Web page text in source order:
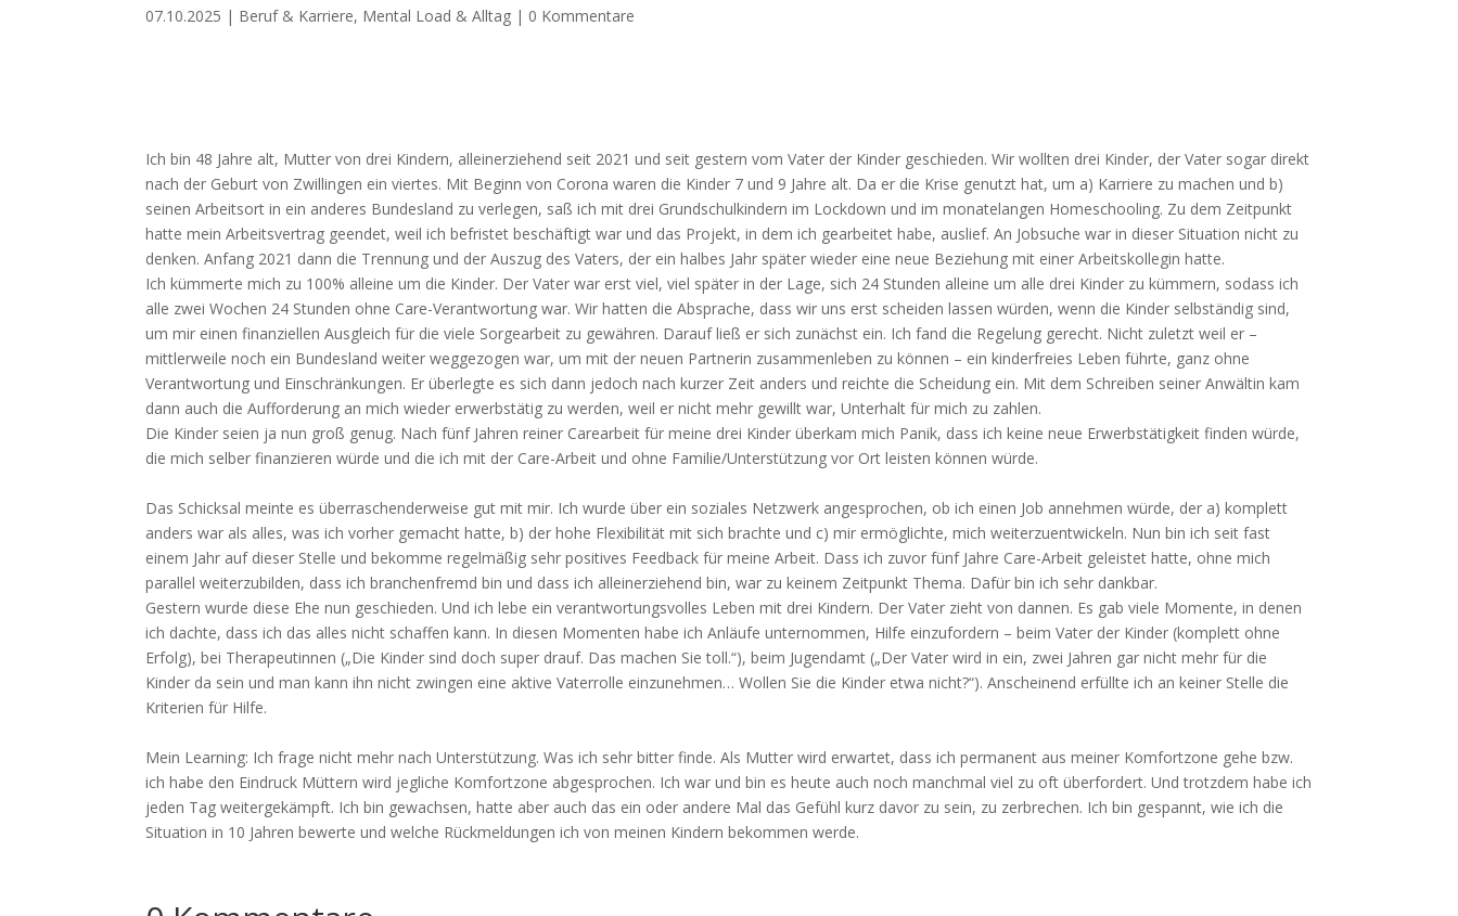
07.10.2025 | Beruf & Karriere, Mental Load & Alltag | 0 Kommentare
Ich bin 48 Jahre alt, Mutter von drei Kindern, alleinerziehend seit 2021 und seit gestern vom Vater der Kinder geschieden. Wir wollten drei Kinder, der Vater sogar direkt
nach der Geburt von Zwillingen ein viertes. Mit Beginn von Corona waren die Kinder 7 und 9 Jahre alt. Da er die Krise genutzt hat, um a) Karriere zu machen und b)
seinen Arbeitsort in ein anderes Bundesland zu verlegen, saß ich mit drei Grundschulkindern im Lockdown und im monatelangen Homeschooling. Zu dem Zeitpunkt
hatte mein Arbeitsvertrag geendet, weil ich befristet beschäftigt war und das Projekt, in dem ich gearbeitet habe, auslief. An Jobsuche war in dieser Situation nicht zu
denken. Anfang 2021 dann die Trennung und der Auszug des Vaters, der ein halbes Jahr später wieder eine neue Beziehung mit einer Arbeitskollegin hatte.
Ich kümmerte mich zu 100% alleine um die Kinder. Der Vater war erst viel, viel später in der Lage, sich 24 Stunden alleine um alle drei Kinder zu kümmern, sodass ich
alle zwei Wochen 24 Stunden ohne Care-Verantwortung war. Wir hatten die Absprache, dass wir uns erst scheiden lassen würden, wenn die Kinder selbständig sind,
um mir einen finanziellen Ausgleich für die viele Sorgearbeit zu gewähren. Darauf ließ er sich zunächst ein. Ich fand die Regelung gerecht. Nicht zuletzt weil er –
mittlerweile noch ein Bundesland weiter weggezogen war, um mit der neuen Partnerin zusammenleben zu können – ein kinderfreies Leben führte, ganz ohne
Verantwortung und Einschränkungen. Er überlegte es sich dann jedoch nach kurzer Zeit anders und reichte die Scheidung ein. Mit dem Schreiben seiner Anwältin kam
dann auch die Aufforderung an mich wieder erwerbstätig zu werden, weil er nicht mehr gewillt war, Unterhalt für mich zu zahlen.
Die Kinder seien ja nun groß genug. Nach fünf Jahren reiner Carearbeit für meine drei Kinder überkam mich Panik, dass ich keine neue Erwerbstätigkeit finden würde,
die mich selber finanzieren würde und die ich mit der Care-Arbeit und ohne Familie/Unterstützung vor Ort leisten können würde.
Das Schicksal meinte es überraschenderweise gut mit mir. Ich wurde über ein soziales Netzwerk angesprochen, ob ich einen Job annehmen würde, der a) komplett
anders war als alles, was ich vorher gemacht hatte, b) der hohe Flexibilität mit sich brachte und c) mir ermöglichte, mich weiterzuentwickeln. Nun bin ich seit fast
einem Jahr auf dieser Stelle und bekomme regelmäßig sehr positives Feedback für meine Arbeit. Dass ich zuvor fünf Jahre Care-Arbeit geleistet hatte, ohne mich
parallel weiterzubilden, dass ich branchenfremd bin und dass ich alleinerziehend bin, war zu keinem Zeitpunkt Thema. Dafür bin ich sehr dankbar.
Gestern wurde diese Ehe nun geschieden. Und ich lebe ein verantwortungsvolles Leben mit drei Kindern. Der Vater zieht von dannen. Es gab viele Momente, in denen
ich dachte, dass ich das alles nicht schaffen kann. In diesen Momenten habe ich Anläufe unternommen, Hilfe einzufordern – beim Vater der Kinder (komplett ohne
Erfolg), bei Therapeutinnen („Die Kinder sind doch super drauf. Das machen Sie toll.“), beim Jugendamt („Der Vater wird in ein, zwei Jahren gar nicht mehr für die
Kinder da sein und man kann ihn nicht zwingen eine aktive Vaterrolle einzunehmen… Wollen Sie die Kinder etwa nicht?“). Anscheinend erfüllte ich an keiner Stelle die
Kriterien für Hilfe.
Mein Learning: Ich frage nicht mehr nach Unterstützung. Was ich sehr bitter finde. Als Mutter wird erwartet, dass ich permanent aus meiner Komfortzone gehe bzw.
ich habe den Eindruck Müttern wird jegliche Komfortzone abgesprochen. Ich war und bin es heute auch noch manchmal viel zu oft überfordert. Und trotzdem habe ich
jeden Tag weitergekämpft. Ich bin gewachsen, hatte aber auch das ein oder andere Mal das Gefühl kurz davor zu sein, zu zerbrechen. Ich bin gespannt, wie ich die
Situation in 10 Jahren bewerte und welche Rückmeldungen ich von meinen Kindern bekommen werde.